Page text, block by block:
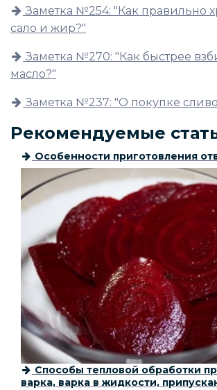
Заметка №254: "Как правильно
сало и жир?"
Заметка №270: "Как быстрее
масло?"
Заметка №237: "О покупке
Рекомендуемые
Особенности приготовления
Способы тепловой обработки
варка, варка в жидкости,